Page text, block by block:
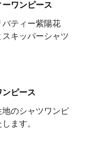
ーワンピース
ティー紫陽花
キッパーシャツ
ンピース
のシャツワンピ
ます。